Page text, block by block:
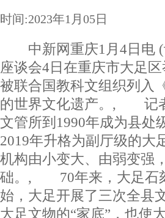
时间:2023年1月05日
中新网重庆1月4日电 (
座谈会4日在重庆市大足
被联合国教科文组织列入
的世界文化遗产。, 记者
文管所到1990年成为县处
2019年升格为副厅级的大
机构由小变大、由弱变强
础。, 70年来，大足石
始，大足开展了三次全县
大足文物的“家底”，也使